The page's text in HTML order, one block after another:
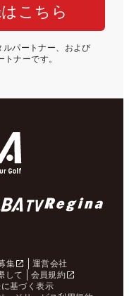
こちら
パートナー、および
ナーです。
集
運営会社
して
会員規約
基づく表示